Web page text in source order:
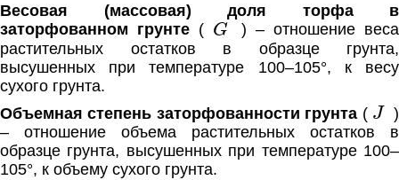
Весовая (массовая) доля торфа в
заторфованном грунте ( G
) – отношение веса
растительных остатков в образце грунта,
высушенных при температуре 100–105°, к весу
сухого грунта.
Объемная степень заторфованности грунта ( J
)
– отношение объема растительных остатков в
образце грунта, высушенных при температуре 100–
105°, к объему сухого грунта.